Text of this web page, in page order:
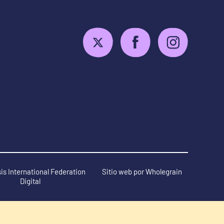
International Federation Sitio web porWholegrain
Digital